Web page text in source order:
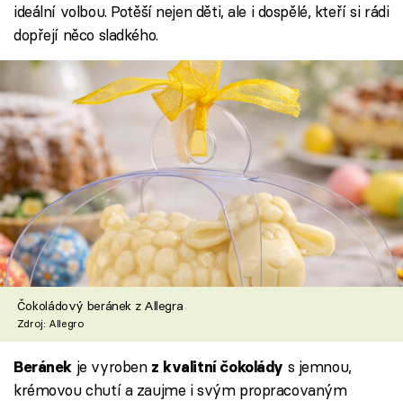
ideální volbou. Potěší nejen děti, ale i dospělé, kteří si rádi
dopřejí něco sladkého.
Čokoládový beránek z Allegra
Zdroj: Allegro
Beránek je vyroben z kvalitní čokolády s jemnou,
krémovou chutí a zaujme i svým propracovaným